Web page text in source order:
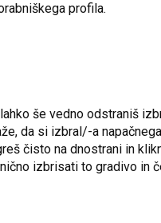
profila.
še vedno odstraniš
da si izbral/-a
čisto na dnostrani in
izbrisati to gradivo in